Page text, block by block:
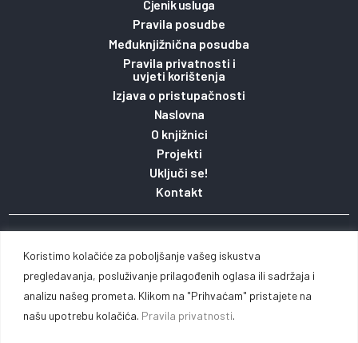
Koristimo kolačiće za poboljšanje vašeg iskustva
pregledavanja, posluživanje prilagođenih oglasa ili sadržaja i
analizu našeg prometa. Klikom na "Prihvaćam" pristajete na
našu upotrebu kolačića. Pravila privatnosti.
Cjenik usluga
Pravila posudbe
Međuknjižnična posudba
Pravila privatnosti i
uvjeti korištenja
Izjava o pristupačnosti
Naslovna
O knjižnici
Projekti
Uključi se!
Kontakt
Copyright 2023. © Gradska knjižnica i čitaonica
Vinkovci pridržava pravo na sadržaj stranice / Web
byMichel studio